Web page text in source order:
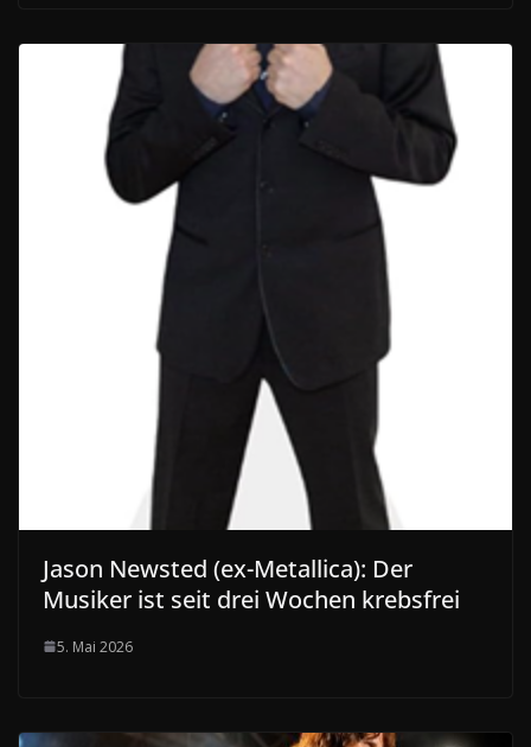
Jason Newsted (ex-Metallica): Der
Musiker ist seit drei Wochen krebsfrei
5. Mai 2026